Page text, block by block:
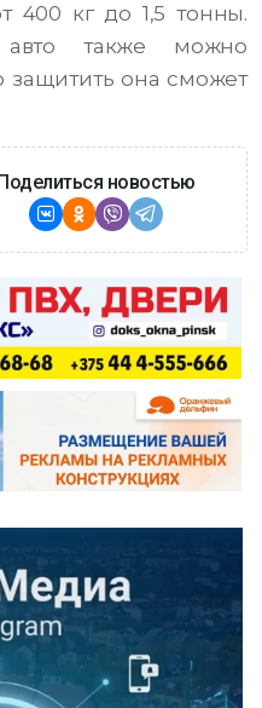
400 кг до 1,5 тонны.
также можно
защитить она сможет
Поделиться новостью